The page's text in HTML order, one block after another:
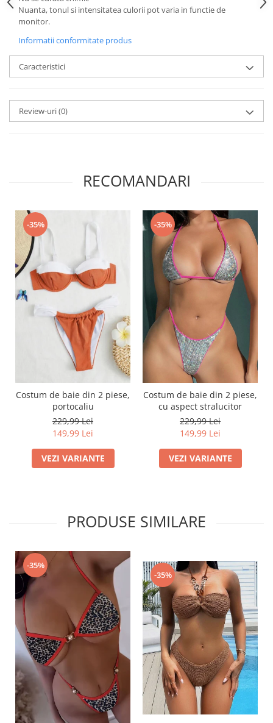
Nuanta, tonul si intensitatea culorii pot varia in functie de
monitor.
Informatii conformitate produs
Caracteristici
Review-uri(0)
RECOMANDARI
-35%
Costum de baie din 2 piese,
portocaliu
229,99 Lei
149,99 Lei
VEZI VARIANTE
-35%
Costum de baie din 2 piese,
cu aspect stralucitor
229,99 Lei
149,99 Lei
VEZI VARIANTE
PRODUSE SIMILARE
-35%
-35%